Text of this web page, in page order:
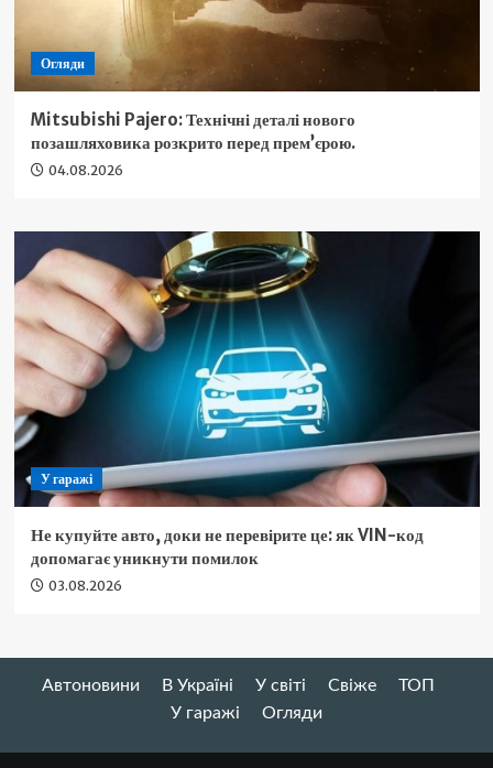
Огляди
Mitsubishi Pajero: Технічні деталі нового
позашляховика розкрито перед прем’єрою.
04.08.2026
У гаражі
Не купуйте авто, доки не перевірите це: як VIN-код
допомагає уникнути помилок
03.08.2026
Автоновини В Україні У світі Свіже
ТОП
У гаражі
Огляди